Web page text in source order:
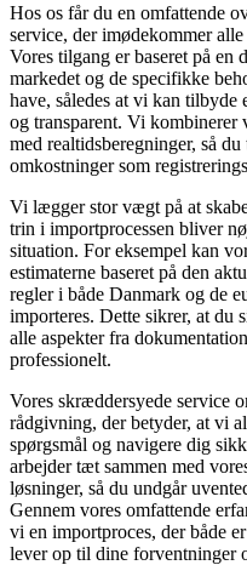
Hos os får du en omfattende
service, der imødekommer
Vores tilgang er baseret på en
markedet og de specifikke
have, således at vi kan tilbyde
og transparent. Vi kombinerer
med realtidsberegninger, så
omkostninger som
Vi lægger stor vægt på at
trin i importprocessen bliver
situation. For eksempel kan
estimaterne baseret på den
regler i både Danmark og de
importeres. Dette sikrer, at du
alle aspekter fra
professionelt.
Vores skræddersyede service
rådgivning, der betyder, at vi
spørgsmål og navigere dig
arbejder tæt sammen med
løsninger, så du undgår
Gennem vores omfattende
vi en importproces, der både
lever op til dine forventninger